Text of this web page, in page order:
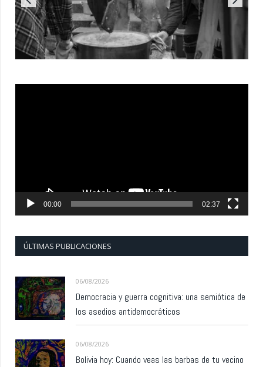
00:00 02:37
ÚLTIMAS PUBLICACIONES
06/08/2026
Democracia y guerra cognitiva: una semiótica de
los asedios antidemocráticos
06/08/2026
Bolivia hoy: Cuando veas las barbas de tu vecino